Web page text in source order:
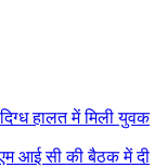
हालत में मिली युवक
आई सी की बैठक में दी